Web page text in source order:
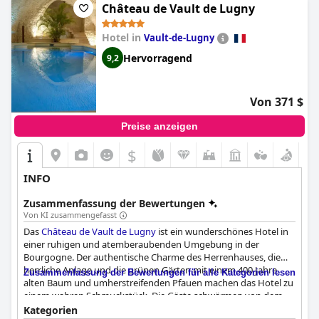
Château de Vault de Lugny
Hotel in Vault-de-Lugny
9,2 Hervorragend
Von 371 $
Preise anzeigen
$
INFO
Zusammenfassung der Bewertungen
Von KI zusammengefasst
DasChâteau de Vault de Lugny ist ein wunderschönes Hotel in
einer ruhigen und atemberaubenden Umgebung in der
Bourgogne. Der authentische Charme des Herrenhauses, die
herrliche Anlage und die grünen Gärten mit einem 400 Jahre
alten Baum und umherstreifenden Pfauen machen das Hotel zu
einem wahren Schmuckstück. Die Gäste schwärmen von dem
wunderbaren Personal, das ihnen einen außergewöhnlichen
Zusammenfassung der Bewertungen für alle Kategorien lesen
Kategorien